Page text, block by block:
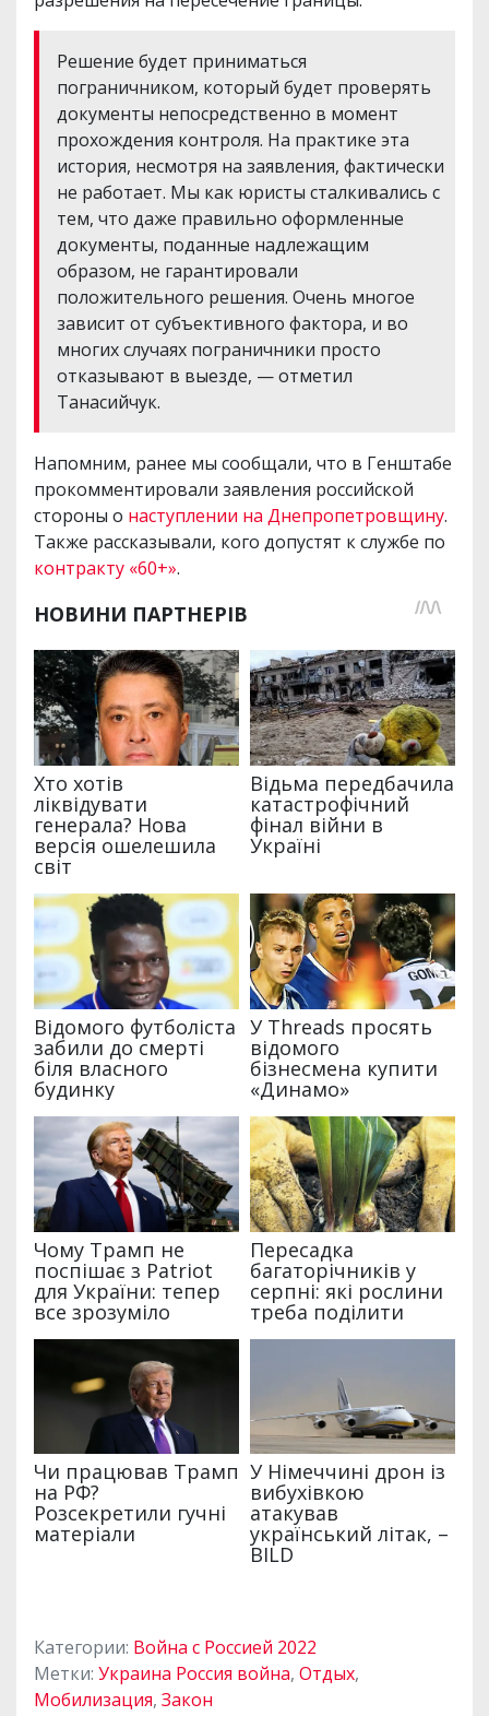
Решение будет приниматься
пограничником, который будет проверять
документы непосредственно в момент
прохождения контроля. На практике эта
история, несмотря на заявления, фактически
не работает. Мы как юристы сталкивались с
тем, что даже правильно оформленные
документы, поданные надлежащим
образом, не гарантировали
положительного решения. Очень многое
зависит от субъективного фактора, и во
многих случаях пограничники просто
отказывают в выезде, — отметил
Танасийчук.
Напомним, ранее мы сообщали, что в Генштабе
прокомментировали заявления российской
стороны о наступлении на Днепропетровщину.
Также рассказывали, кого допустят к службе по
контракту «60+».
Категории: Война с Россией 2022
Метки: Украина Россия война, Отдых,
Мобилизация, Закон